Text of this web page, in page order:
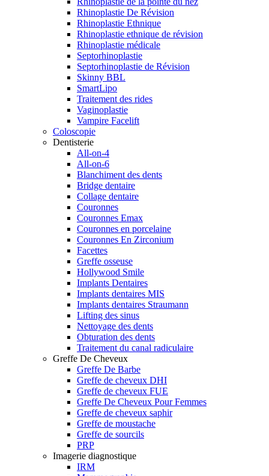
Rhinoplastie De Révision
Rhinoplastie Ethnique
Rhinoplastie ethnique de révision
Rhinoplastie médicale
Septorhinoplastie
Septorhinoplastie de Révision
Skinny BBL
SmartLipo
Traitement des rides
Vaginoplastie
Vampire Facelift
Coloscopie
Dentisterie
All-on-4
All-on-6
Blanchiment des dents
Bridge dentaire
Collage dentaire
Couronnes
Couronnes Emax
Couronnes en porcelaine
Couronnes En Zirconium
Facettes
Greffe osseuse
Hollywood Smile
Implants Dentaires
Implants dentaires MIS
Implants dentaires Straumann
Lifting des sinus
Nettoyage des dents
Obturation des dents
Traitement du canal radiculaire
Greffe De Cheveux
Greffe De Barbe
Greffe de cheveux DHI
Greffe de cheveux FUE
Greffe De Cheveux Pour Femmes
Greffe de cheveux saphir
Greffe de moustache
Greffe de sourcils
PRP
Imagerie diagnostique
IRM